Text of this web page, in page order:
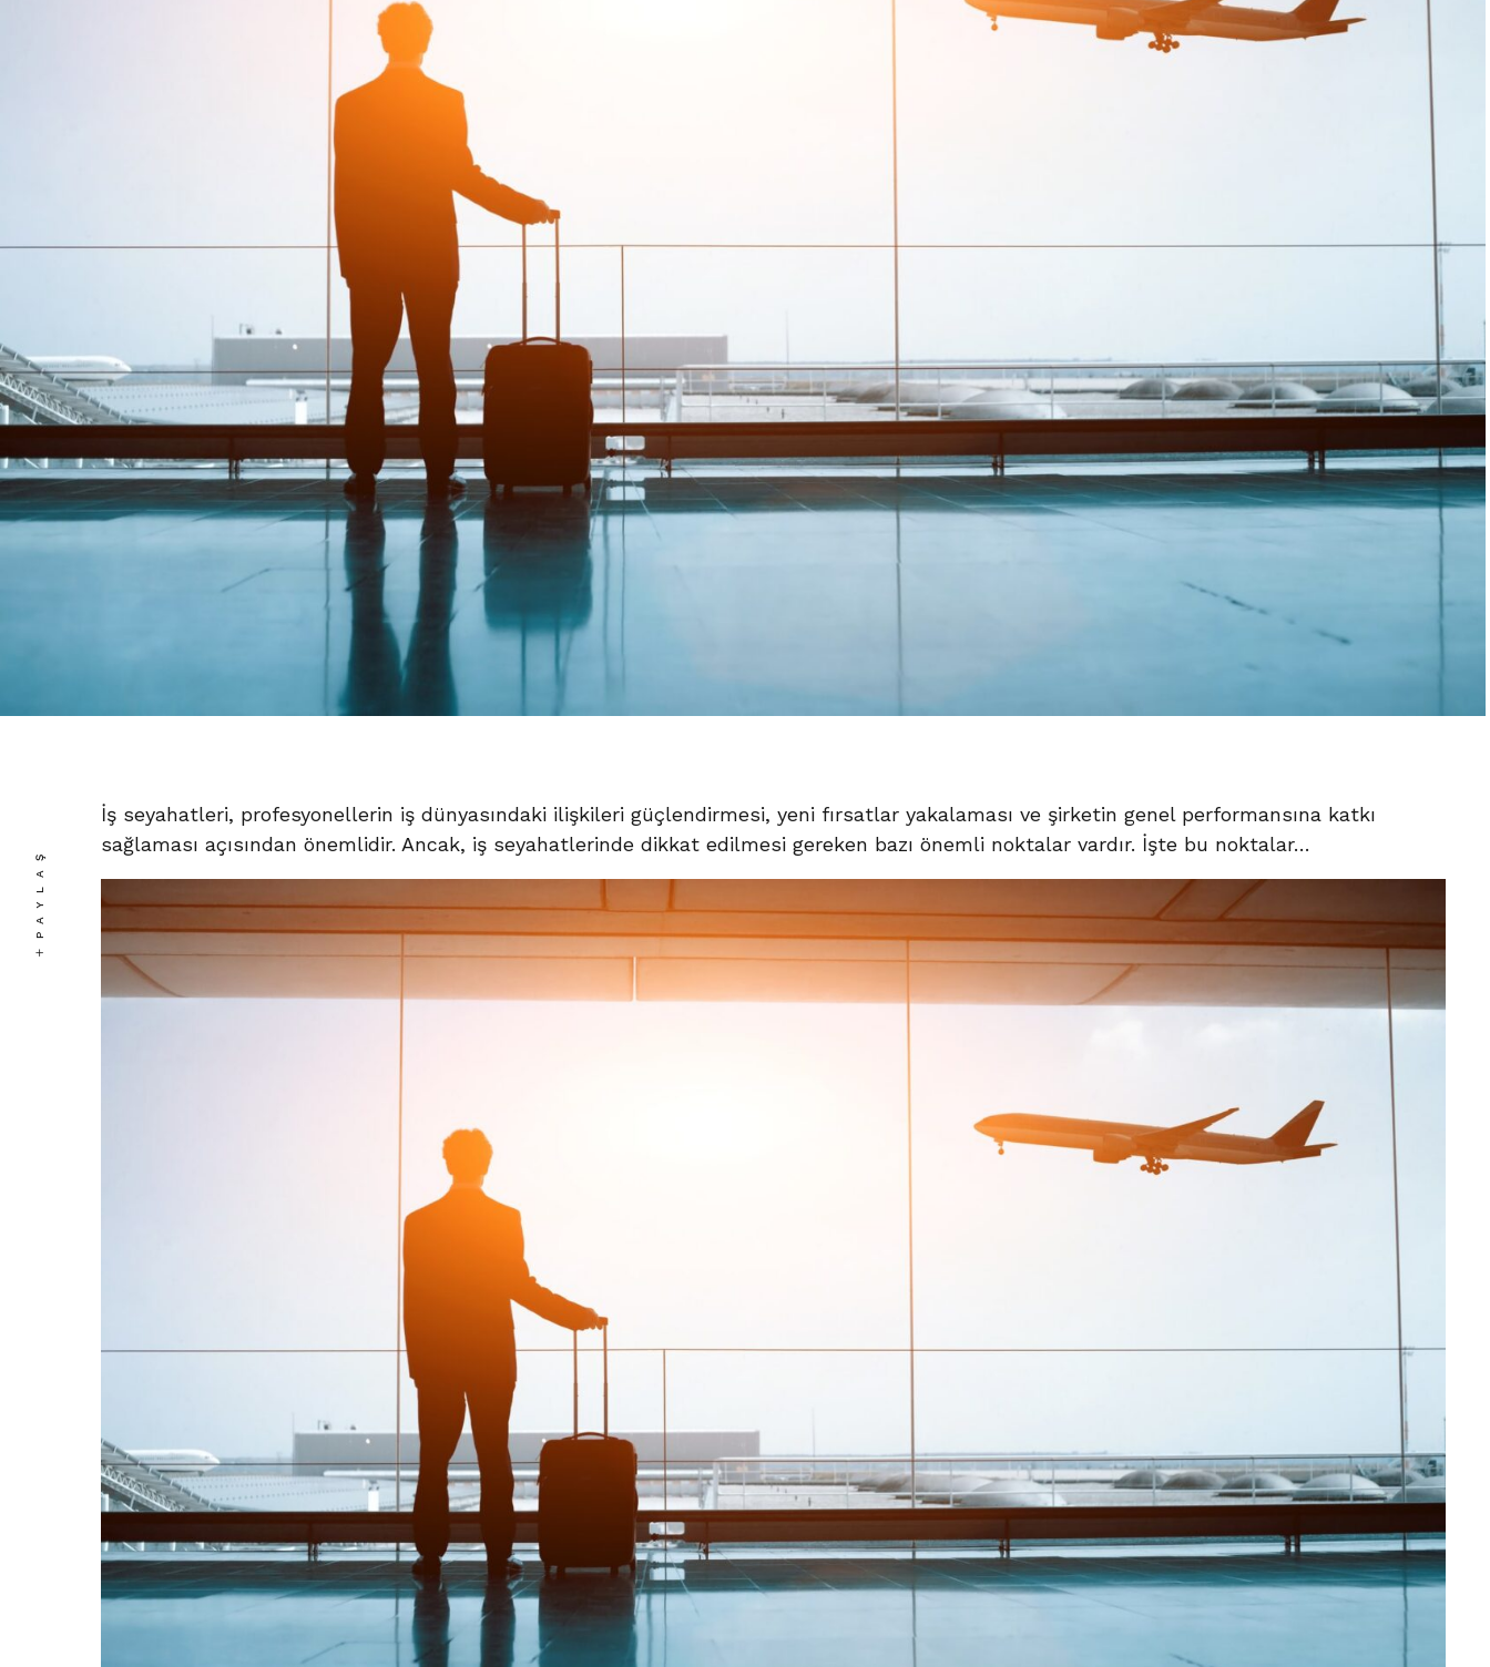
PAYLAŞ
İş seyahatleri, profesyonellerin iş dünyasındaki ilişkileri güçlendirmesi, yeni fırsatlar yakalaması ve şirketin genel performansına katkı
sağlaması açısından önemlidir. Ancak, iş seyahatlerinde dikkat edilmesi gereken bazı önemli noktalar vardır. İşte bu noktalar…